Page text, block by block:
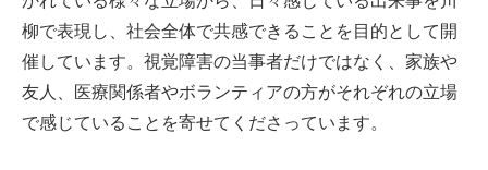
柳で表現し、社会全体で共感できることを目的として開
催しています。視覚障害の当事者だけではなく、家族や
友人、医療関係者やボランティアの方がそれぞれの立場
で感じていることを寄せてくださっています。